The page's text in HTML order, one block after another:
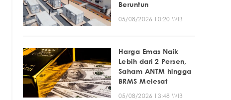
Beruntun
05/08/2026 10:20 WIB
Harga Emas Naik
Lebih dari 2 Persen,
Saham ANTM hingga
BRMS Melesat
05/08/2026 13:48 WIB